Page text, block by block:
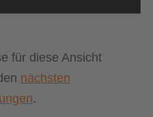
für diese Ansicht
nächsten
.